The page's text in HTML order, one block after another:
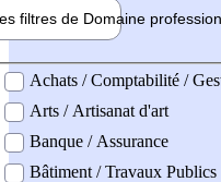
filtres de Domaine pro
professionel
Achats / Comptabilité /
Arts / Artisanat d'art
Banque / Assurance
Bâtiment / Travaux Publics